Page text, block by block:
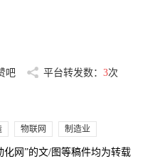
吧 平台转发数： 3次
物联网 制造业
化网”的文/图等稿件均为转载